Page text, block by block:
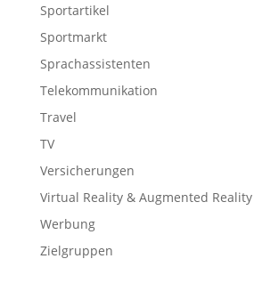
Sportartikel
Sportmarkt
Sprachassistenten
Telekommunikation
Travel
TV
Versicherungen
Virtual Reality & Augmented Reality
Werbung
Zielgruppen